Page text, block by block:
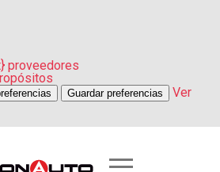
proveedores
Guardar preferencias
Ver